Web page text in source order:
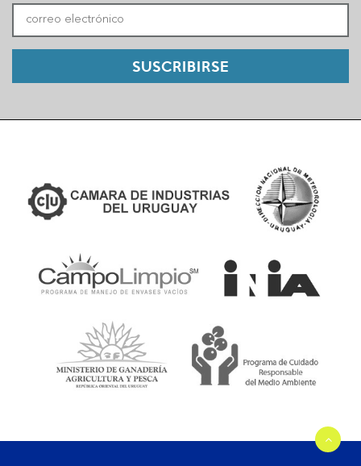
SUSCRIBIRSE